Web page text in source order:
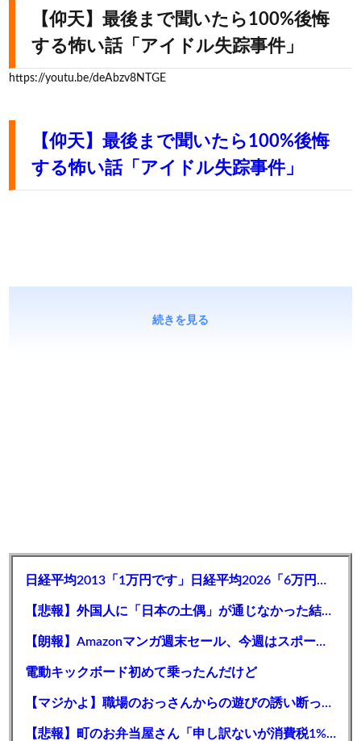
【仰天】最後まで聞いたら100%後悔
する怖い話「アイドル失踪事件」
https://youtu.be/deAbzv8NTGE
【仰天】最後まで聞いたら100%後悔
する怖い話「アイドル失踪事件」
続きを見る
日経平均2013「1万円です」日経平均2026「6万円です」←これは年収爆上がりしたんやろなぁ…
【悲報】外国人に「日本の土偶」が通じなかった結果ｗｗｗｗｗｗｗ
【朗報】Amazonマンガ週末セール、今週はスポーツ系。リアルなど人気タイトルが対象に
電動キックボード初めて乗ったんだけど
【マジかよ】職場のおっさんからの遊びの誘い断ったらとんでもないこと言われたんだが
【悲報】町のお弁当屋さん「申し訳ないが消費税1%になったらその分商品代を値上げするわ」